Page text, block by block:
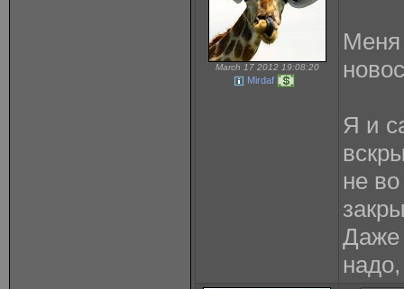
March 17 2012 19:08:20
Mirdaf
Меня
Я и
не
Даже